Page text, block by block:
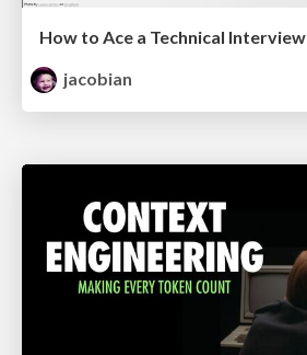
How to Ace a Technical Interview
jacobian